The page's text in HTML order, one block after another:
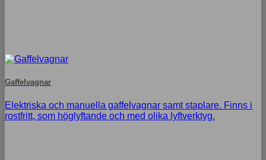
Gaffelvagnar
Elektriska och manuella gaffelvagnar samt staplare. Finns i
rostfritt, som höglyftande och med olika lyftverktyg.